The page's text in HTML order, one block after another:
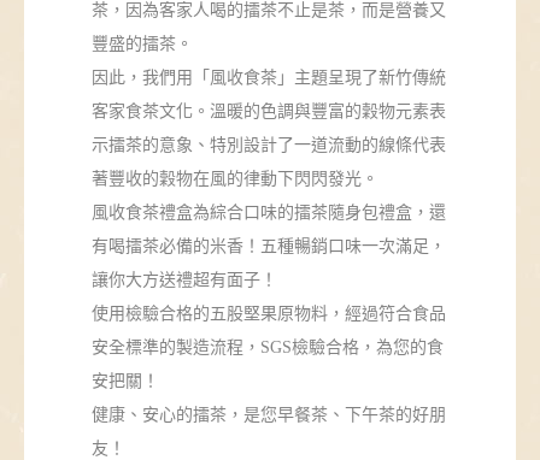
茶，因為客家人喝的擂茶不止是茶，而是營養又
豐盛的擂茶。
因此，我們用「風收食茶」主題呈現了新竹傳統
客家食茶文化。溫暖的色調與豐富的穀物元素表
示擂茶的意象、特別設計了一道流動的線條代表
著豐收的穀物在風的律動下閃閃發光。
風收食茶禮盒為綜合口味的擂茶隨身包禮盒，還
有喝擂茶必備的米香！五種暢銷口味一次滿足，
讓你大方送禮超有面子！
使用檢驗合格的五股堅果原物料，經過符合食品
安全標準的製造流程，SGS檢驗合格，為您的食
安把關！
健康、安心的擂茶，是您早餐茶、下午茶的好朋
友！